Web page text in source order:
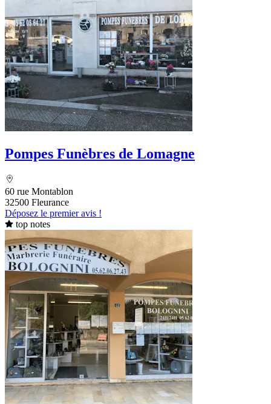
Pompes Funèbres de Lomagne
60 rue Montablon
32500 Fleurance
Déposez le premier avis !
top notes